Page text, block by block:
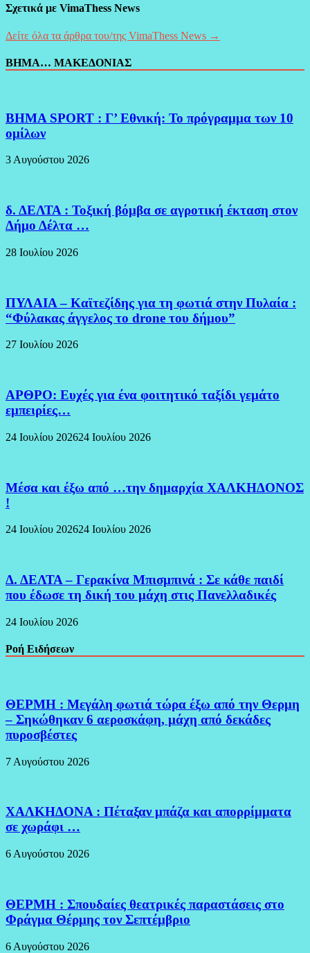
Σχετικά με VimaThess News
Δείτε όλα τα άρθρα του/της VimaThess News →
ΒΗΜΑ… ΜΑΚΕΔΟΝΙΑΣ
BHMA SPORT : Γ’ Εθνική: Το πρόγραμμα των 10
ομίλων
3 Αυγούστου 2026
δ. ΔΕΛΤΑ : Τοξική βόμβα σε αγροτική έκταση στον
Δήμο Δέλτα …
28 Ιουλίου 2026
ΠΥΛΑΙΑ – Καϊτεζίδης για τη φωτιά στην Πυλαία :
“Φύλακας άγγελος το drone του δήμου”
27 Ιουλίου 2026
ΑΡΘΡΟ: Ευχές για ένα φοιτητικό ταξίδι γεμάτο
εμπειρίες…
24 Ιουλίου 202624 Ιουλίου 2026
Μέσα και έξω από …την δημαρχία ΧΑΛΚΗΔΟΝΟΣ
!
24 Ιουλίου 202624 Ιουλίου 2026
Δ. ΔΕΛΤΑ – Γερακίνα Μπισμπινά : Σε κάθε παιδί
που έδωσε τη δική του μάχη στις Πανελλαδικές
24 Ιουλίου 2026
Ροή Ειδήσεων
ΘΕΡΜΗ : Μεγάλη φωτιά τώρα έξω από την Θερμη
– Σηκώθηκαν 6 αεροσκάφη, μάχη από δεκάδες
πυροσβέστες
7 Αυγούστου 2026
ΧΑΛΚΗΔΟΝΑ : Πέταξαν μπάζα και απορρίμματα
σε χωράφι …
6 Αυγούστου 2026
ΘΕΡΜΗ : Σπουδαίες θεατρικές παραστάσεις στο
Φράγμα Θέρμης τον Σεπτέμβριο
6 Αυγούστου 2026